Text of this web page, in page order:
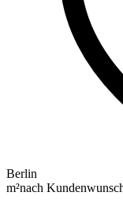
Berlin
m²nach